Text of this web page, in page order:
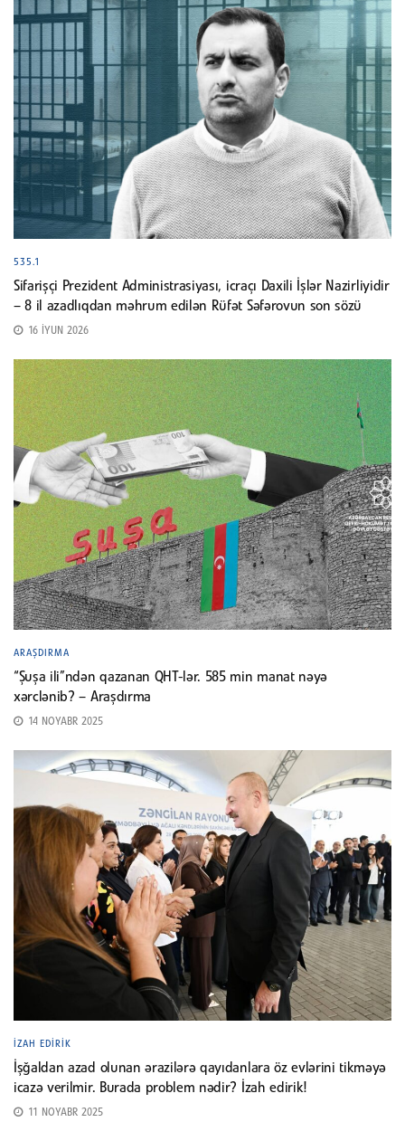
535.1
Sifarişçi Prezident Administrasiyası, icraçı Daxili İşlər Nazirliyidir
– 8 il azadlıqdan məhrum edilən Rüfət Səfərovun son sözü
16 İYUN 2026
ARAŞDIRMA
“Şuşa ili”ndən qazanan QHT-lər. 585 min manat nəyə
xərclənib? – Araşdırma
14 NOYABR 2025
İZAH EDIRIK
İşğaldan azad olunan ərazilərə qayıdanlara öz evlərini tikməyə
icazə verilmir. Burada problem nədir? İzah edirik!
11 NOYABR 2025